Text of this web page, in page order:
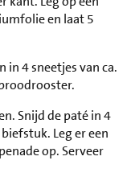
en laat 5
4 sneetjes van ca.
Snijd de paté in 4
Leg er een
op. Serveer